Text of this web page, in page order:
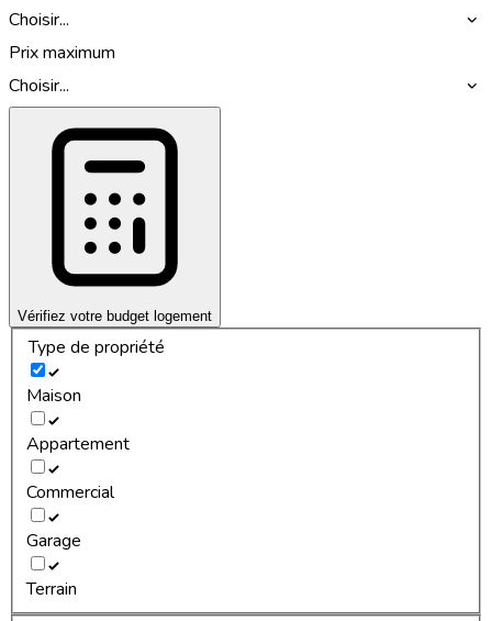
Choisir...
Prix maximum
Choisir...
Vérifiez votre budget logement
Type de propriété
Maison
Appartement
Commercial
Garage
Terrain